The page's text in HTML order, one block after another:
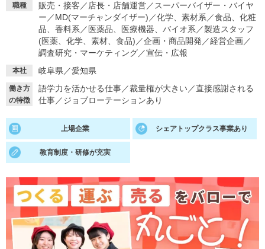
就活ノウハウ・サポート
就活支援
就活ノウハウが満載！ お役立ち記事・相談室など
あなたに合う仕事を診断！ 動画で対策講座をチェック
就活ニュースペーパー
職種 販売・接客 ／ 店長・店舗運営／ スーパーバイザー・バイヤ
ー ／MD(マーチャンダイザー) ／化学、素材系 ／食品、化粧
品、香料系 ／ 医薬品、医療機器、バイオ系 ／製造スタッフ
(医薬、化学、素材、食品) ／企画・商品開発 ／経営企画／
調査研究・マーケティング／宣伝・広報
本社 岐阜県／愛知県
働き方
の特徴
語学力を活かせる仕事／裁量権が大きい／直接感謝される
仕事／ジョブローテーションあり
上場企業 シェアトップクラス事業あり
教育制度・研修が充実